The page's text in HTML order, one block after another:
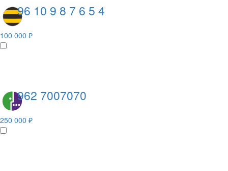
96 10 9 8 7 6 5 4
100 000 ₽
962 7007070
250 000 ₽